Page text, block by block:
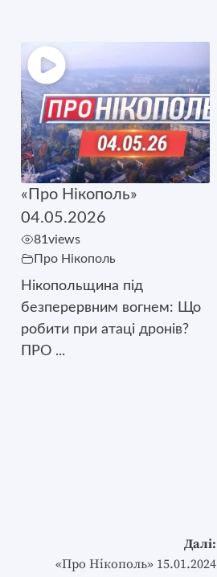
«Про Нікополь»
04.05.2026
81views
Про Нікополь
Нікопольщина під
безперервним вогнем: Що
робити при атаці дронів?
ПРО ...
Далі:
«Про Нікополь» 15.01.2024